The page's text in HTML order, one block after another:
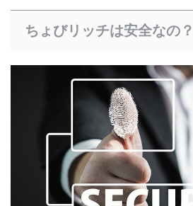
ちょびリッチは安全なの？